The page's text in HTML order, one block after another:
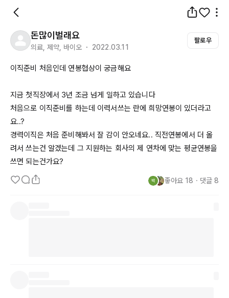
돈많이벌래요
의료, 제약, 바이오 ・ 2022.03.11
팔로우
이직준비 처음인데 연봉협상이 궁금해요
지금 첫직장에서 3년 조금 넘게 일하고 있습니다
처음으로 이직준비를 하는데 이력서쓰는 란에 희망연봉이 있더라고
요..?
경력이직은 처음 준비해봐서 잘 감이 안오네요.. 직전연봉에서 더 올
려서 쓰는건 알겠는데 그 지원하는 회사의 제 연차에 맞는 평균연봉을
쓰면 되는건가요?
좋아요 18 ・ 댓글 8